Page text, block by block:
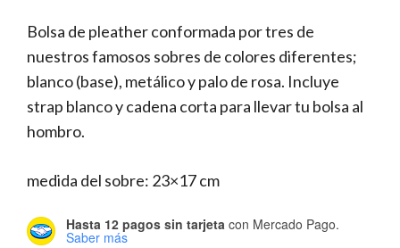
Bolsa de pleather conformada por tres de
nuestros famosos sobres de colores diferentes;
blanco (base), metálico y palo de rosa. Incluye
strap blanco y cadena corta para llevar tu bolsa al
hombro.
medida del sobre: 23×17 cm
Hasta 12 pagos sin tarjeta con Mercado Pago.
Saber más